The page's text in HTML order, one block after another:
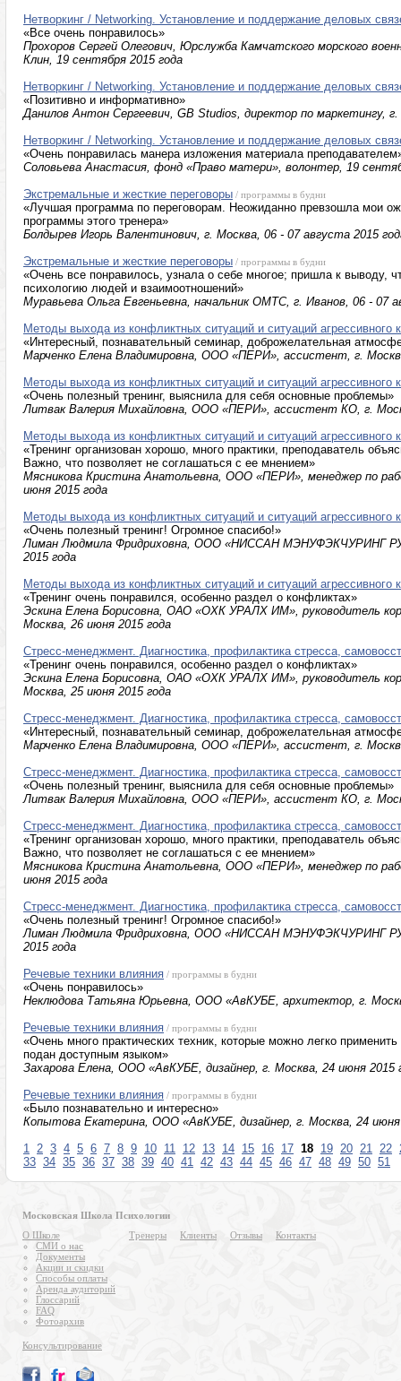
Нетворкинг / Networking. Установление и поддержание деловых
«Все очень понравилось»
Прохоров Сергей Олегович, Юрслужба Камчатского морского
Клин, 19 сентября 2015 года
Нетворкинг / Networking. Установление и поддержание деловых
«Позитивно и информативно»
Данилов Антон Сергеевич, GB Studios, директор по маркетингу,
Нетворкинг / Networking. Установление и поддержание деловых
«Очень понравилась манера изложения материала
Соловьева Анастасия, фонд «Право матери», волонтер, 19
Экстремальные и жесткие переговоры / программы в будни
«Лучшая программа по переговорам. Неожиданно превзошла мои
программы этого тренера»
Болдырев Игорь Валентинович, г. Москва, 06 - 07 августа 2015
Экстремальные и жесткие переговоры / программы в будни
«Очень все понравилось, узнала о себе многое; пришла к выводу,
психологию людей и взаимоотношений»
Муравьева Ольга Евгеньевна, начальник ОМТС, г. Иванов, 06 - 07
Методы выхода из конфликтных ситуаций и ситуаций агрессивного
«Интересный, познавательный семинар, доброжелательная
Марченко Елена Владимировна, ООО «ПЕРИ», ассистент, г.
Методы выхода из конфликтных ситуаций и ситуаций агрессивного
«Очень полезный тренинг, выяснила для себя основные проблемы»
Литвак Валерия Михайловна, ООО «ПЕРИ», ассистент КО, г.
Методы выхода из конфликтных ситуаций и ситуаций агрессивного
«Тренинг организован хорошо, много практики, преподаватель
Важно, что позволяет не соглашаться с ее мнением»
Мясникова Кристина Анатольевна, ООО «ПЕРИ», менеджер по
июня 2015 года
Методы выхода из конфликтных ситуаций и ситуаций агрессивного
«Очень полезный тренинг! Огромное спасибо!»
Лиман Людмила Фридриховна, ООО «НИССАН МЭНУФЭКЧУРИНГ
2015 года
Методы выхода из конфликтных ситуаций и ситуаций агрессивного
«Тренинг очень понравился, особенно раздел о конфликтах»
Эскина Елена Борисовна, ОАО «ОХК УРАЛХ ИМ», руководитель
Москва, 26 июня 2015 года
Стресс-менеджмент. Диагностика, профилактика стресса,
«Тренинг очень понравился, особенно раздел о конфликтах»
Эскина Елена Борисовна, ОАО «ОХК УРАЛХ ИМ», руководитель
Москва, 25 июня 2015 года
Стресс-менеджмент. Диагностика, профилактика стресса,
«Интересный, познавательный семинар, доброжелательная
Марченко Елена Владимировна, ООО «ПЕРИ», ассистент, г.
Стресс-менеджмент. Диагностика, профилактика стресса,
«Очень полезный тренинг, выяснила для себя основные проблемы»
Литвак Валерия Михайловна, ООО «ПЕРИ», ассистент КО, г.
Стресс-менеджмент. Диагностика, профилактика стресса,
«Тренинг организован хорошо, много практики, преподаватель
Важно, что позволяет не соглашаться с ее мнением»
Мясникова Кристина Анатольевна, ООО «ПЕРИ», менеджер по
июня 2015 года
Стресс-менеджмент. Диагностика, профилактика стресса,
«Очень полезный тренинг! Огромное спасибо!»
Лиман Людмила Фридриховна, ООО «НИССАН МЭНУФЭКЧУРИНГ
2015 года
Речевые техники влияния / программы в будни
«Очень понравилось»
Неклюдова Татьяна Юрьевна, ООО «АвКУБЕ, архитектор, г.
Речевые техники влияния / программы в будни
«Очень много практических техник, которые можно легко
подан доступным языком»
Захарова Елена, ООО «АвКУБЕ, дизайнер, г. Москва, 24 июня 2015
Речевые техники влияния / программы в будни
«Было познавательно и интересно»
Копытова Екатерина, ООО «АвКУБЕ, дизайнер, г. Москва, 24 июня
1 2 3 4 5 6 7 8 9 10 11 12 13 14 15 16 17 18 19 20 21 22
33 34 35 36 37 38 39 40 41 42 43 44 45 46 47 48 49 50 51
Московская Школа Психологии
О Школе
СМИ о нас
Документы
Акции и скидки
Способы оплаты
Аренда аудиторий
Глоссарий
FAQ
Фотоархив
Тренеры Клиенты Отзывы Контакты
Консультирование